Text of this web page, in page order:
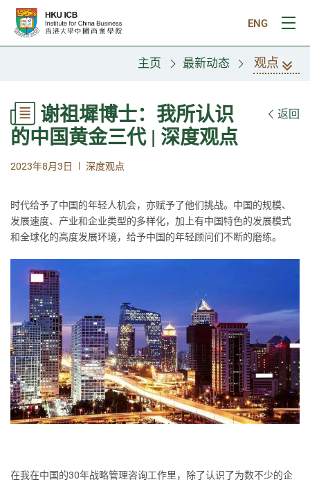
跳往主要内容
ENG
打
主页 最新动态 观点
谢祖墀博士：我所认识
的中国黄金三代 | 深度观点
返回
2023年8月3日 | 深度观点
时代给予了中国的年轻人机会，亦赋予了他们挑战。中国的规模、
发展速度、产业和企业类型的多样化，加上有中国特色的发展模式
和全球化的高度发展环境，给予中国的年轻顾问们不断的磨练。
在我在中国的30年战略管理咨询工作里，除了认识了为数不少的企